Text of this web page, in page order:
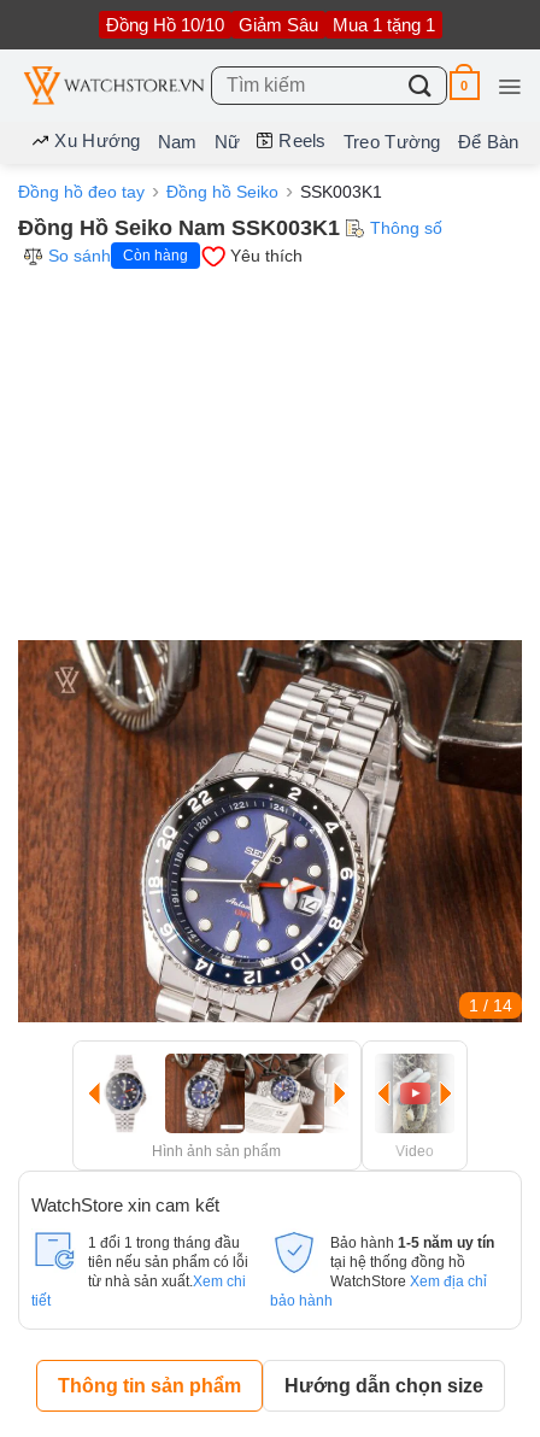
nội
dung
Đồng Hồ 10/10 Giảm Sâu Mua 1 tặng 1
Tìm
kiếm:
0
Xu Hướng Nam Nữ Reels Treo Tường Để Bàn
Đồng hồ đeo tay Đồng hồ Seiko SSK003K1
Đồng Hồ Seiko Nam SSK003K1
Thông số
So sánh
Còn hàng Yêu thích
1 / 14
Hình ảnh sản phẩm Video
WatchStore xin cam kết
1 đổi 1 trong tháng đầu
tiên nếu sản phẩm có lỗi
từ nhà sản xuất. Xem chi
tiết
Bảo hành 1-5 năm uy tín
tại hệ thống đồng hồ
WatchStore Xem địa chỉ
bảo hành
Thông tin sản phẩm Hướng dẫn chọn size